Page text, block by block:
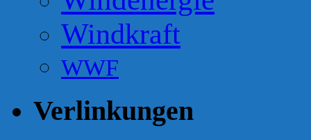
Windkraft
WWF
Verlinkungen